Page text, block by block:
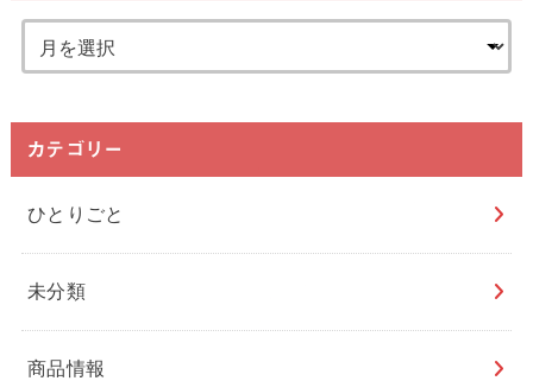
カテゴリー
ひとりごと
未分類
商品情報